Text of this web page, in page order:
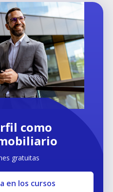
como
gratuitas
en los cursos